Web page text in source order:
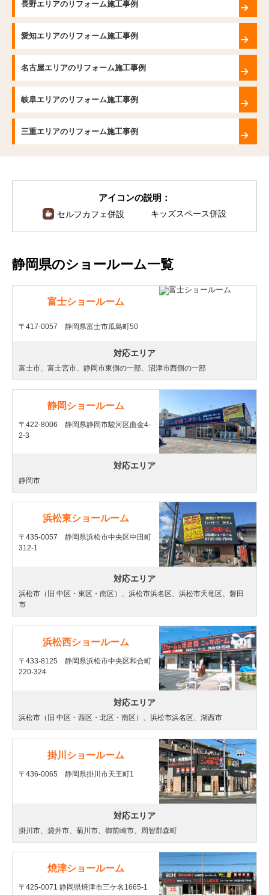
長野エリアのリフォーム施工事例
愛知エリアのリフォーム施工事例
名古屋エリアのリフォーム施工事例
岐阜エリアのリフォーム施工事例
三重エリアのリフォーム施工事例
アイコンの説明：
セルフカフェ併設 キッズスペース併設
静岡県のショールーム一覧
富士ショールーム
〒417-0057 静岡県富士市瓜島町50
対応エリア
富士市、富士宮市、静岡市東側の一部、沼津市西側の一部
静岡ショールーム
〒422-8006 静岡県静岡市駿河区曲金4-
2-3
対応エリア
静岡市
浜松東ショールーム
〒435-0057 静岡県浜松市中央区中田町
312-1
対応エリア
浜松市（旧 中区・東区・南区）、浜松市浜名区、浜松市天竜区、磐田
市
浜松西ショールーム
〒433-8125 静岡県浜松市中央区和合町
220-324
対応エリア
浜松市（旧 中区・西区・北区・南区）、浜松市浜名区、湖西市
掛川ショールーム
〒436-0065 静岡県掛川市天王町1
対応エリア
掛川市、袋井市、菊川市、御前崎市、周智郡森町
焼津ショールーム
〒425-0071 静岡県焼津市三ケ名1665-1